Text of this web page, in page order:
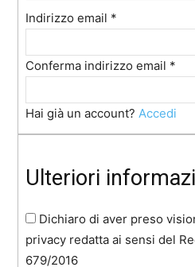
Indirizzo email *
Conferma indirizzo email *
Hai già un account?Accedi
Ulteriori
Dichiaro di aver preso
privacy redatta ai sensi del
679/2016